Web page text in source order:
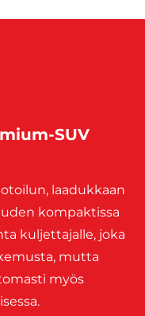
SUV
laadukkaan
kompaktissa
kuljettajalle, joka
mutta
myös